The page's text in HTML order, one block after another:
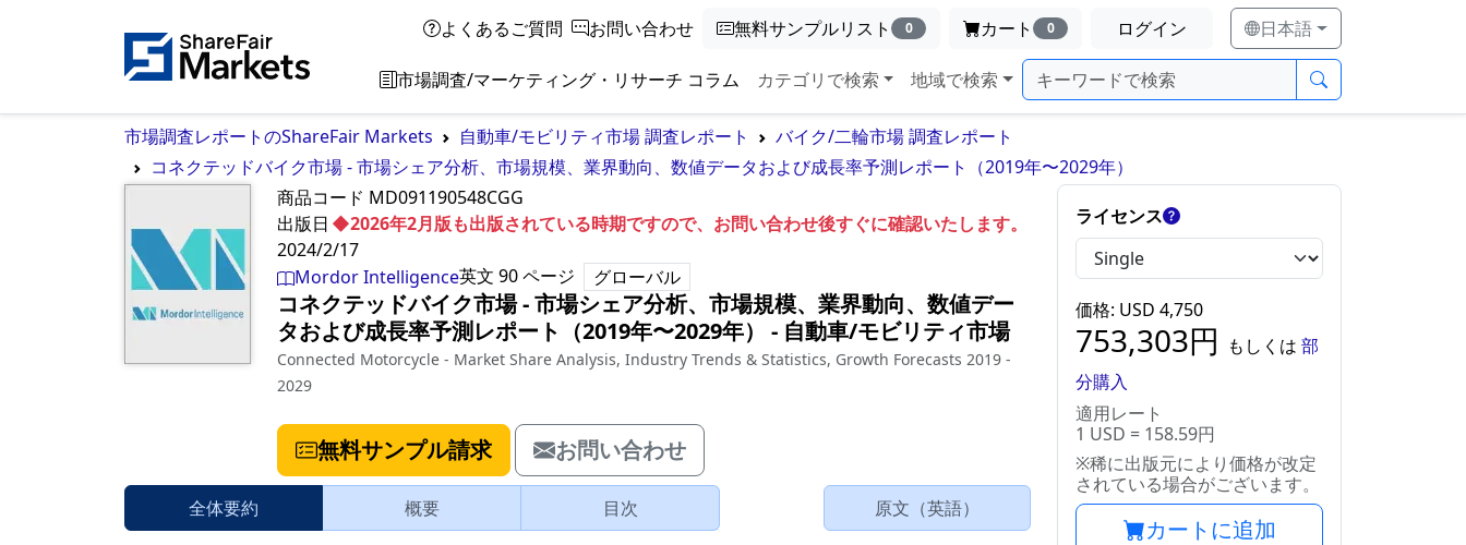
よくあるご質問 お問い合わせ 無料サンプルリスト 0 カート 0 ログイン 日本語
市場調査/マーケティング・リサーチ コラム カテゴリで検索 地域で検索
市場調査レポートのShareFair Markets 自動車/モビリティ市場 調査レポート
バイク/二輪市場 調査レポート
コネクテッドバイク市場 - 市場シェア分析、市場規模、業界動向、数値データおよび成長率予測レポート（2019年〜2029年）
商品コード MD091190548CGG
◆2026年2月版も出版されている時期ですので、お問い合わせ後すぐに確認いたします。
出版日
2024/2/17
Mordor Intelligence英文 90ページ グローバル
コネクテッドバイク市場 - 市場シェア分析、市場規模、業界動向、数値デー
タおよび成長率予測レポート（2019年〜2029年）
‐ 自動車/モビリティ市場
Connected Motorcycle - Market Share Analysis, Industry Trends & Statistics, Growth Forecasts 2019 -
2029
無料サンプル請求 お問い合わせ
全体要約 概要 目次 原文（英語）
ライセンス
価格: USD 4,750
753,303円 もしくは 部
分購入
適用レート
1 USD = 158.59円
※稀に出版元により価格が改定
されている場合がございます。
カートに追加